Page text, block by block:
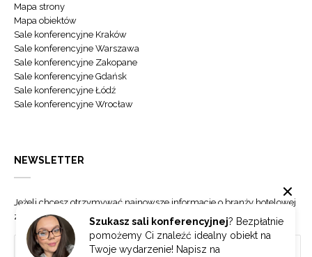
Szukasz sali konferencyjnej? Bezpłatnie
pomożemy Ci znaleźć idealny obiekt na
Twoje wydarzenie! Napisz na
Mapa strony
Mapa obiektów
Sale konferencyjne Kraków
Sale konferencyjne Warszawa
Sale konferencyjne Zakopane
Sale konferencyjne Gdańsk
Sale konferencyjne Łódź
Sale konferencyjne Wrocław
NEWSLETTER
Jeżeli chcesz otrzymywać najnowsze informacje o branży hotelowej
zapisz się do naszego newslettera.